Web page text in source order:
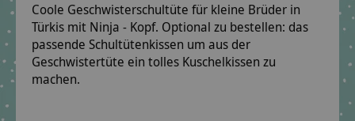
Coole Geschwisterschultüte für kleine Brüder in
Türkis mit Ninja - Kopf. Optional zu bestellen: das
passende Schultütenkissen um aus der
Geschwistertüte ein tolles Kuschelkissen zu
machen.